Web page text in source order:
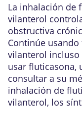
La inhalación de
vilanterol
obstructiva
Continúe
vilanterol incluso
usar fluticasona,
consultar a su
inhalación de
vilanterol, los